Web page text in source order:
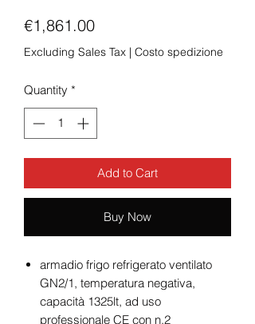
€1,861.00Price
Excluding Sales Tax | Costo spedizione
Quantity *
Add to Cart
Buy Now
armadio frigo refrigerato ventilato
GN2/1, temperatura negativa,
capacità 1325lt, ad uso
professionale CE con n.2